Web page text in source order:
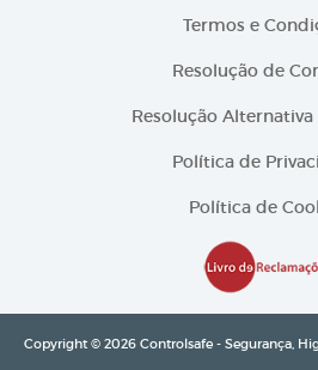
Termos e
Resolução de
Resolução
Política de
Política de
Copyright © 2026 Controlsafe - Segurança,